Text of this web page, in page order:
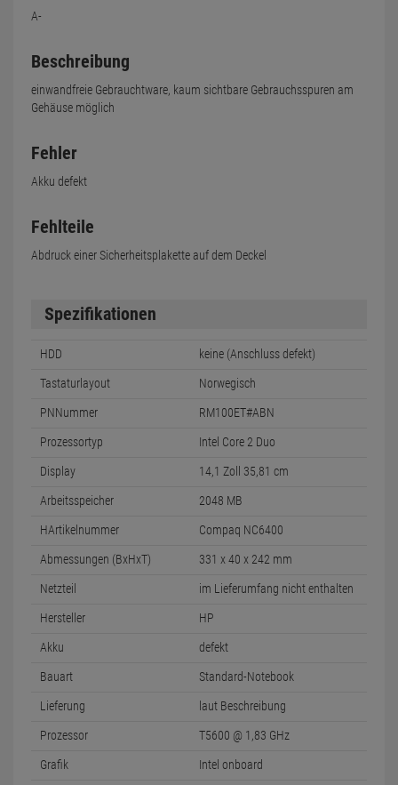
A-
Beschreibung
einwandfreie Gebrauchtware, kaum sichtbare Gebrauchsspuren am
Gehäuse möglich
Fehler
Akku defekt
Fehlteile
Abdruck einer Sicherheitsplakette auf dem Deckel
Spezifikationen
HDD keine (Anschluss defekt)
Tastaturlayout Norwegisch
PNNummer RM100ET#ABN
Prozessortyp Intel Core 2 Duo
Display 14,1 Zoll 35,81 cm
Arbeitsspeicher 2048 MB
HArtikelnummer Compaq NC6400
Abmessungen (BxHxT) 331 x 40 x 242 mm
Netzteil im Lieferumfang nicht enthalten
Hersteller HP
Akku defekt
Bauart Standard-Notebook
Lieferung laut Beschreibung
Prozessor T5600 @ 1,83 GHz
Grafik Intel onboard